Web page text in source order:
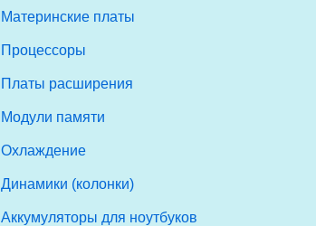
Материнские платы
Процессоры
Платы расширения
Модули памяти
Охлаждение
Динамики (колонки)
Аккумуляторы для ноутбуков